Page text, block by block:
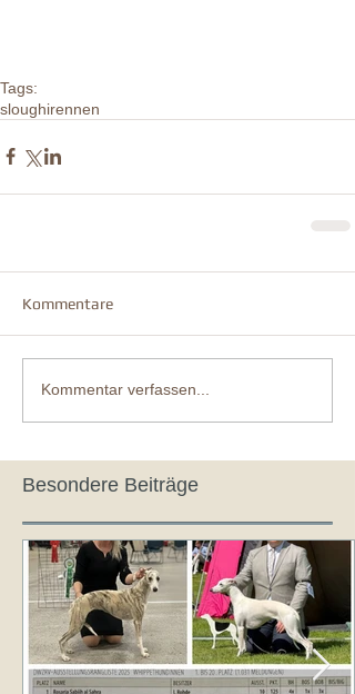
Tags:
sloughirennen
Kommentare
Kommentar verfassen...
Besondere Beiträge